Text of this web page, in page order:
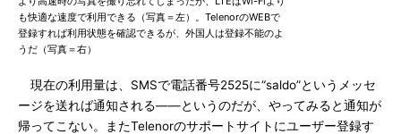
も快適な速度で利用できる（写真＝左）。TelenorのWEBで
登録すれば利用状態を確認できるが、外国人は登録不能のよ
うだ（写真＝右）
現在の利用量は、SMSで電話番号2525に“saldo”というメッセ
ージを送れば通知される――というのだが、やってみると通知が
帰ってこない。またTelenorのサポートサイトにユーザー登録す